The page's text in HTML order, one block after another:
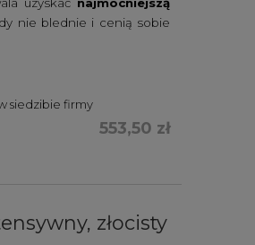
nie blednie i cenią sobie
siedzibie firmy
553,50 zł
złocisty